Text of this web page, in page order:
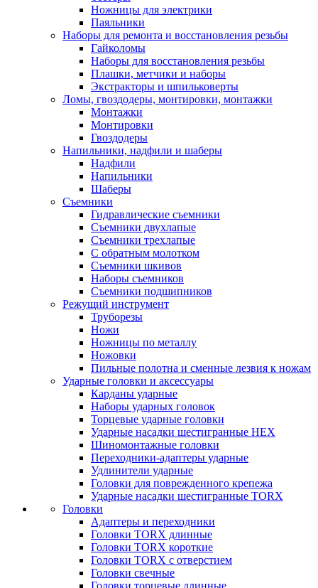
Ножницы для электрики
Паяльники
Наборы для ремонта и восстановления резьбы
Гайколомы
Наборы для восстановления резьбы
Плашки, метчики и наборы
Экстракторы и шпильковерты
Ломы, гвоздодеры, монтировки, монтажки
Монтажки
Монтировки
Гвоздодеры
Напильники, надфили и шаберы
Надфили
Напильники
Шаберы
Съемники
Гидравлические съемники
Съемники двухлапые
Съемники трехлапые
С обратным молотком
Съемники шкивов
Наборы съемников
Съемники подшипников
Режущий инструмент
Труборезы
Ножи
Ножницы по металлу
Ножовки
Пильные полотна и сменные лезвия к ножам
Ударные головки и аксессуары
Карданы ударные
Наборы ударных головок
Торцевые ударные головки
Ударные насадки шестигранные HEX
Шиномонтажные головки
Переходники-адаптеры ударные
Удлинители ударные
Головки для поврежденного крепежа
Ударные насадки шестигранные TORX
Головки
Адаптеры и переходники
Головки TORX длинные
Головки TORX короткие
Головки TORX с отверстием
Головки свечные
Головки торцевые длинные